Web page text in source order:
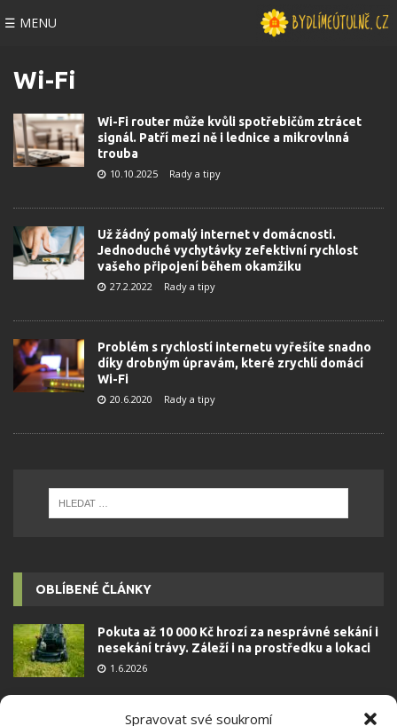
Spravovat své soukromí
☰ MENU
Wi-Fi
Wi-Fi router může kvůli spotřebičům ztrácet
signál. Patří mezi ně i lednice a mikrovlnná
trouba
10.10.2025 Rady a tipy
Už žádný pomalý internet v domácnosti.
Jednoduché vychytávky zefektivní rychlost
vašeho připojení během okamžiku
27.2.2022 Rady a tipy
Problém s rychlostí internetu vyřešíte snadno
díky drobným úpravám, které zrychlí domácí
Wi-Fi
20.6.2020 Rady a tipy
OBLÍBENÉ ČLÁNKY
Pokuta až 10 000 Kč hrozí za nesprávné sekání i
nesekání trávy. Záleží i na prostředku a lokaci
1.6.2026
Kvíz na téma pionýrské tábory za socialismu: